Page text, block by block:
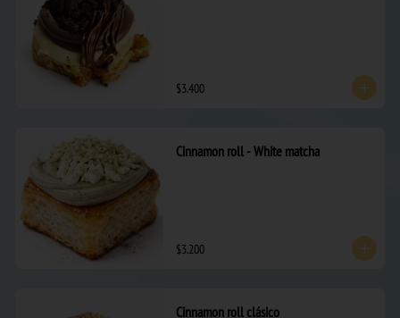
$3.400
Cinnamon roll - White matcha
$3.200
Cinnamon roll clásico